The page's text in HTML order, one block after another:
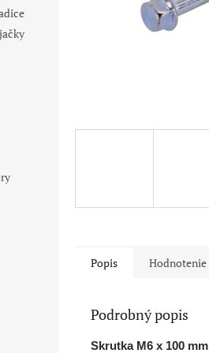
Popis Hodnotenie
Podrobný popis
Skrutka M6 x 100 mm